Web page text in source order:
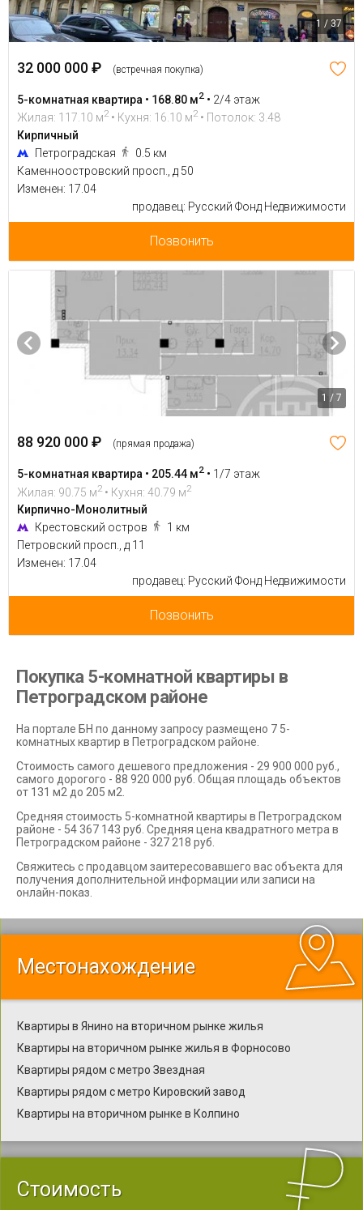
1 / 37
32 000 000 ₽ (встречная покупка)
5-комнатная квартира • 168.80 м2 • 2/4 этаж
Жилая: 117.10 м2 • Кухня: 16.10 м2 • Потолок: 3.48
Кирпичный
Петроградская
0.5 км
Каменноостровский просп., д 50
Изменен: 17.04
продавец: Русский Фонд Недвижимости
Позвонить
1 / 7
88 920 000 ₽ (прямая продажа)
5-комнатная квартира • 205.44 м2 • 1/7 этаж
Жилая: 90.75 м2 • Кухня: 40.79 м2
Кирпично-Монолитный
Крестовский остров
1 км
Петровский просп., д 11
Изменен: 17.04
продавец: Русский Фонд Недвижимости
Позвонить
Покупка 5-комнатной квартиры в
Петроградском районе
На портале БН по данному запросу размещено 7 5-
комнатных квартир в Петроградском районе.
Стоимость самого дешевого предложения - 29 900 000 руб.,
самого дорогого - 88 920 000 руб. Общая площадь объектов
от 131 м2 до 205 м2.
Средняя стоимость 5-комнатной квартиры в Петроградском
районе - 54 367 143 руб. Средняя цена квадратного метра в
Петроградском районе - 327 218 руб.
Свяжитесь с продавцом заитересовавшего вас объекта для
получения дополнительной информации или записи на
онлайн-показ.
Местонахождение
Квартиры в Янино на вторичном рынке жилья
Квартиры на вторичном рынке жилья в Форносово
Квартиры рядом с метро Звездная
Квартиры рядом с метро Кировский завод
Квартиры на вторичном рынке в Колпино
Стоимость